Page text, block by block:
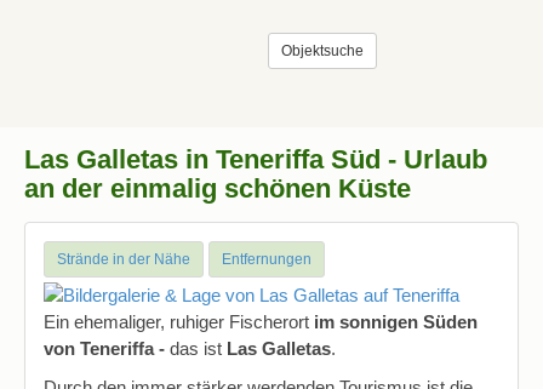
Objektsuche
Las Galletas in Teneriffa Süd - Urlaub
an der einmalig schönen Küste
Strände in der Nähe Entfernungen
Ein ehemaliger, ruhiger Fischerort im sonnigen Süden
von Teneriffa - das ist Las Galletas.